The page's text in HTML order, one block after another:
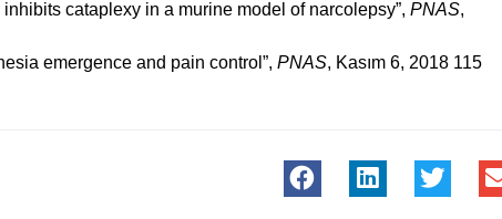
cataplexy in a murine model of narcolepsy”, PNAS,
emergence and pain control”, PNAS, Kasım 6, 2018 115